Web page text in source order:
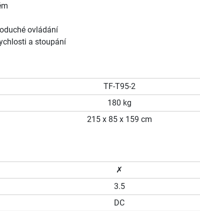
ovládání
a stoupání
TF-T95-2
180 kg
215 x 85 x 159 cm
✗
3.5
DC